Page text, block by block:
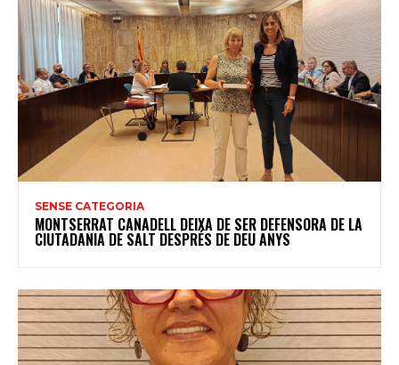
SENSE CATEGORIA
MONTSERRAT CANADELL DEIXA DE SER DEFENSORA DE LA
CIUTADANIA DE SALT DESPRÉS DE DEU ANYS